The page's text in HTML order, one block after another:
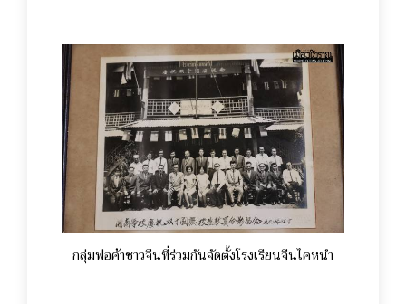
กลุ่มพ่อค้าชาวจีนที่ร่วมกันจัดตั้งโรงเรียนจีนไคหนำ